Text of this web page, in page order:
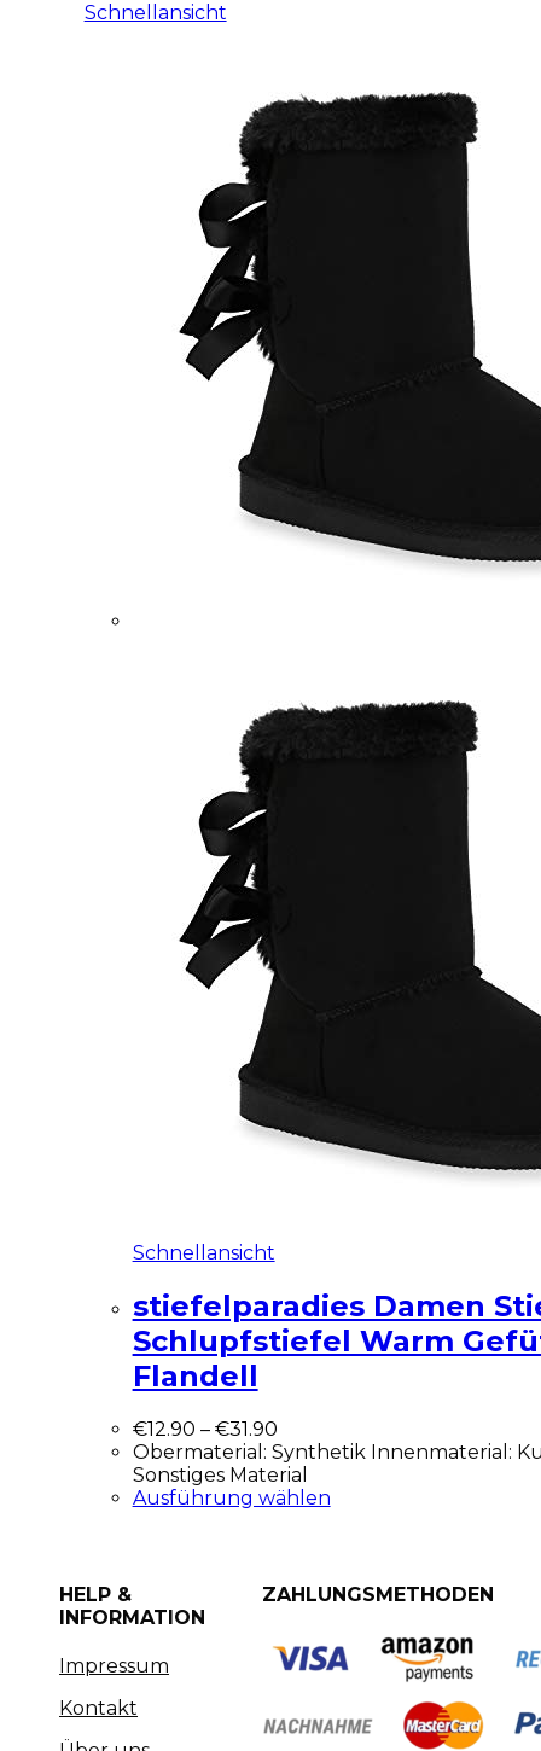
Schnellansicht
Schnellansicht
stiefelparadies Damen
Schlupfstiefel Warm
Flandell
€12.90 – €31.90
Obermaterial: Synthetik Innenmaterial:
Sonstiges Material
Ausführung wählen
HELP &
INFORMATION
Impressum
Kontakt
ZAHLUNGSMETHODEN